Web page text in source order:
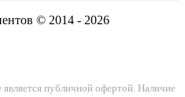
© 2014 - 2026
публичной офертой. Наличие